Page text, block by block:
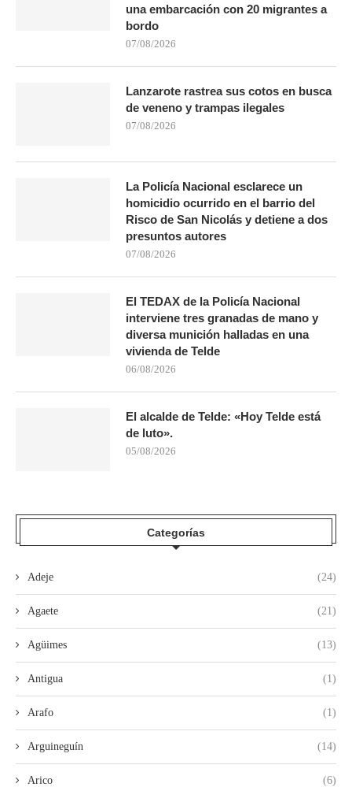
una embarcación con 20 migrantes a
bordo
07/08/2026
Lanzarote rastrea sus cotos en busca
de veneno y trampas ilegales
07/08/2026
La Policía Nacional esclarece un
homicidio ocurrido en el barrio del
Risco de San Nicolás y detiene a dos
presuntos autores
07/08/2026
El TEDAX de la Policía Nacional
interviene tres granadas de mano y
diversa munición halladas en una
vivienda de Telde
06/08/2026
El alcalde de Telde: «Hoy Telde está
de luto».
05/08/2026
Categorías
Adeje (24)
Agaete (21)
Agüimes (13)
Antigua (1)
Arafo (1)
Arguineguín (14)
Arico (6)